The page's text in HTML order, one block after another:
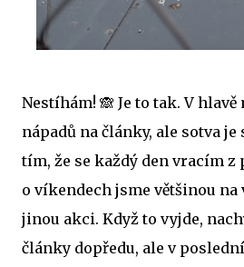
Nestíhám! 🙈 Je to tak. V
nápadů na články, ale sotva je
tím, že se každý den vracím z
o víkendech jsme většinou na
jinou akci. Když to vyjde,
články dopředu, ale v